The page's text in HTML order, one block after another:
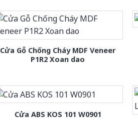
Cửa Gỗ Chống Cháy MDF Veneer
P1R2 Xoan dao
Cửa ABS KOS 101 W0901